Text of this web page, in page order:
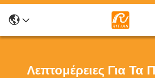
Λεπτομέρειες Για Τα